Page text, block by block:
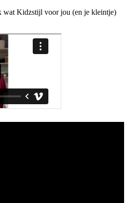
wat Kidzstijl voor jou (en je kleintje)